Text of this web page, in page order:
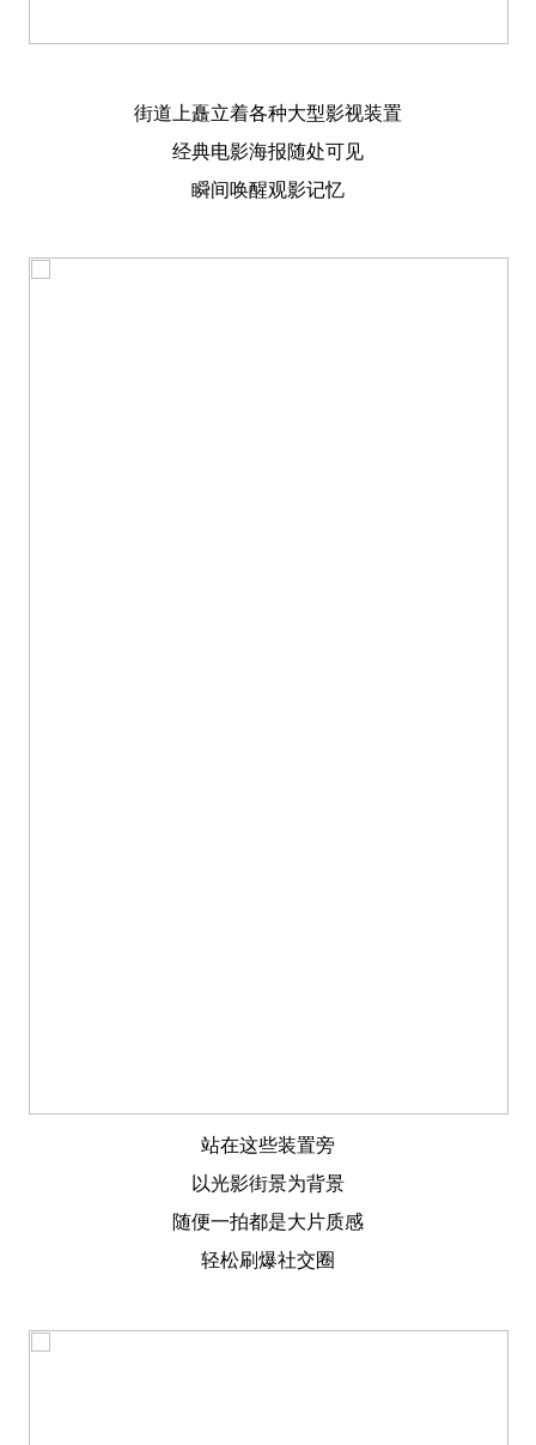
街道上矗立着各种大型影视装置
经典电影海报随处可见
瞬间唤醒观影记忆
站在这些装置旁
以光影街景为背景
随便一拍都是大片质感
轻松刷爆社交圈